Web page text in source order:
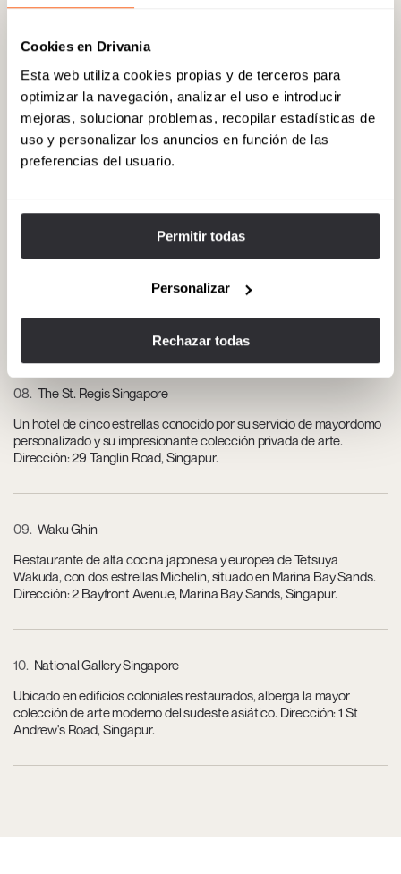
Cookies en Drivania
Esta web utiliza cookies propias y de terceros para
optimizar la navegación, analizar el uso e introducir
mejoras, solucionar problemas, recopilar estadísticas de
uso y personalizar los anuncios en función de las
preferencias del usuario.
Permitir todas
Personalizar
Rechazar todas
06 The Shoppes at Marina Bay Sands
El principal centro comercial de lujo de Singapur, con boutiques de
diseñadores y restaurantes de chefs famosos. También es posible
realizar un paseo en barco por sus canales. Dirección: 10 Bayfront
07 Esplanade – Theatres on the Bay
El emblemático centro de artes escénicas de Singapur, que ofrece
Dirección: 1 Esplanade Drive, Singapur.
08 The St. Regis Singapore
Un hotel de cinco estrellas conocido por su servicio de mayordomo
personalizado y su impresionante colección privada de arte.
Dirección: 29 Tanglin Road, Singapur.
09 Waku Ghin
Restaurante de alta cocina japonesa y europea de Tetsuya
Wakuda, con dos estrellas Michelin, situado en Marina Bay Sands.
Dirección: 2 Bayfront Avenue, Marina Bay Sands, Singapur.
10 National Gallery Singapore
Ubicado en edificios coloniales restaurados, alberga la mayor
colección de arte moderno del sudeste asiático. Dirección: 1 St
Andrew's Road, Singapur.